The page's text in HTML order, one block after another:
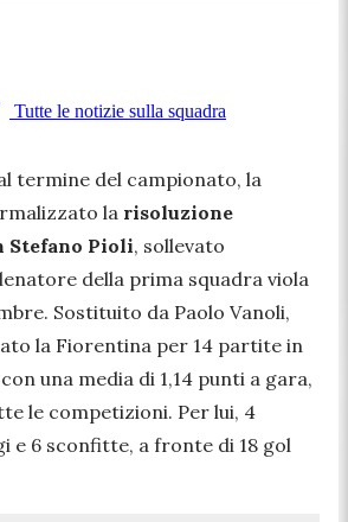
Tutte le notizie sulla squadra
termine del campionato, la
la risoluzione
Stefano Pioli, sollevato
della prima squadra viola
Sostituito da Paolo Vanoli,
la Fiorentina per 14 partite in
una media di 1,14 punti a gara,
le competizioni. Per lui, 4
e 6 sconfitte, a fronte di 18 gol